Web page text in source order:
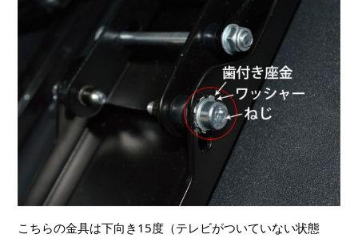
こちらの金具は下向き15度（テレビがついていない状態